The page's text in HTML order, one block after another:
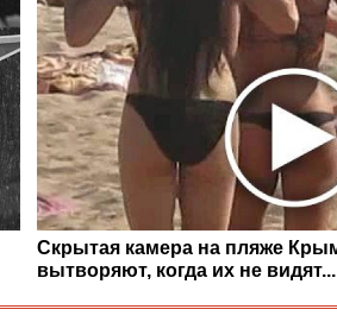
Скрытая камера на пляже
вытворяют, когда их не видят...